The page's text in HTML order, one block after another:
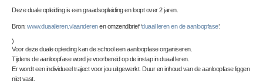
Deze duale opleiding is een graadsopleiding en loopt over 2 jaren.
Bron: www.duaalleren.vlaanderenen omzendbrief ‘duaal leren en de aanloopfase’.
)
Voor deze duale opleiding kan de school een aanloopfase organiseren.
Tijdens de aanloopfase word je voorbereid op de instap in duaal leren.
Er wordt een individueel traject voor jou uitgewerkt. Duur en inhoud van de aanloopfase liggen
niet vast.